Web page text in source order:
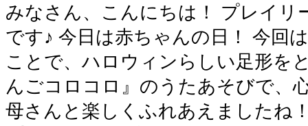
みなさん、こんにちは！ プレイリ
です♪ 今日は赤ちゃんの日！ 今回
ことで、ハロウィンらしい足形を
んごコロコロ』のうたあそびで、
母さんと楽しくふれあえましたね